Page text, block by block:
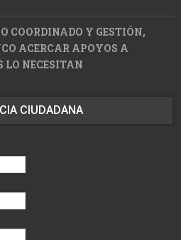
COORDINADO Y GESTIÓN,
ACERCAR APOYOS A
LO NECESITAN
CIUDADANA